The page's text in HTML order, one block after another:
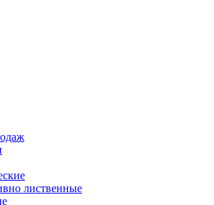
лиственные